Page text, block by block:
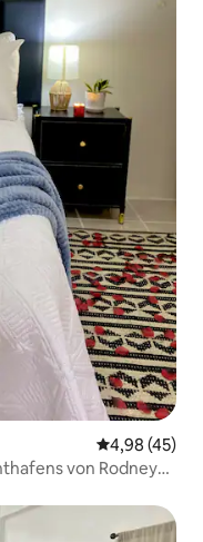
4,98 (45)
von Rodney